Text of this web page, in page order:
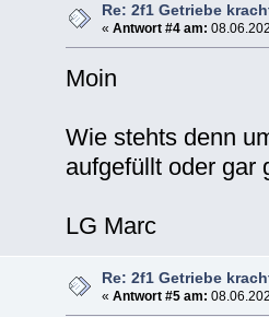
Re: 2f1 Getriebe
« Antwort #4 am:
Moin
Wie stehts denn
aufgefüllt oder gar
LG Marc
Re: 2f1 Getriebe
« Antwort #5 am: